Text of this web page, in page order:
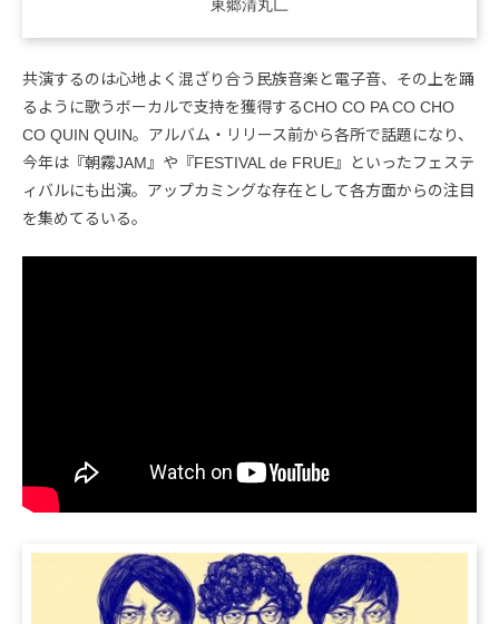
共演するのは心地よく混ざり合う民族音楽と電子音、その上を踊
るように歌うボーカルで支持を獲得するCHO CO PA CO CHO
CO QUIN QUIN。アルバム・リリース前から各所で話題になり、
今年は『朝霧JAM』や『FESTIVAL de FRUE』といったフェステ
ィバルにも出演。アップカミングな存在として各方面からの注目
を集めてるいる。